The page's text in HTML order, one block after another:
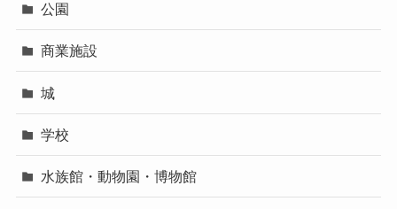
公園
商業施設
城
学校
水族館・動物園・博物館